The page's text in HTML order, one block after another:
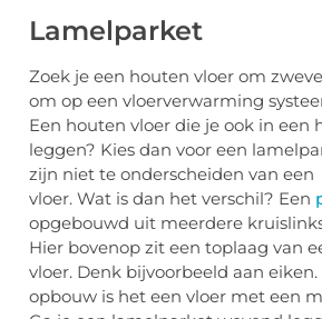
Lamelparket
Zoek je een houten vloer om
om op een vloerverwarming
Een houten vloer die je ook in
leggen? Kies dan voor een
zijn niet te onderscheiden van
vloer. Wat is dan het verschil? Een
opgebouwd uit meerdere
Hier bovenop zit een toplaag van
vloer. Denk bijvoorbeeld aan eiken.
opbouw is het een vloer met een